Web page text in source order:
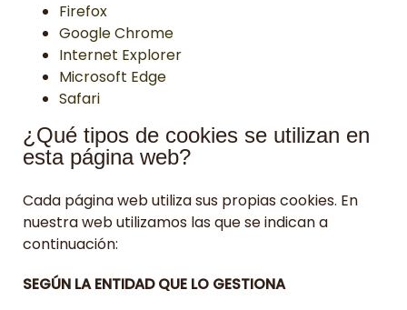
Firefox
Google Chrome
Internet Explorer
Microsoft Edge
Safari
¿Qué tipos de cookies se utilizan en
esta página web?
Cada página web utiliza sus propias cookies. En
nuestra web utilizamos las que se indican a
continuación:
SEGÚN LA ENTIDAD QUE LO GESTIONA